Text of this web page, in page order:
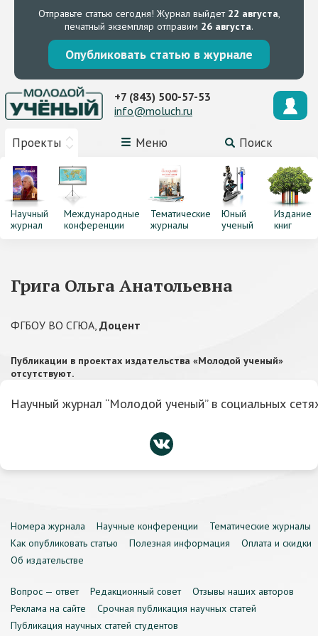
Отправьте статью сегодня! Журнал выйдет 22 августа,
печатный экземпляр отправим 26 августа.
Опубликовать статью в журнале
Проекты Меню Поиск
+7 (843) 500-57-53
info@moluch.ru
Научный
журнал
Международные
конференции
Тематические
журналы
Юный
ученый
Издание
книг
Грига Ольга Анатольевна
ФГБОУ ВО СГЮА, Доцент
Публикации в проектах издательства «Молодой ученый»
отсутствуют.
Научный журнал “Молодой ученый” в социальных
Номера журнала Научные конференции
Тематические журналы
Как опубликовать статью
Полезная информация
Оплата и скидки
Об издательстве
Вопрос — ответ Редакционный совет
Отзывы наших авторов
Реклама на сайте
Срочная публикация научных статей
Публикация научных статей студентов